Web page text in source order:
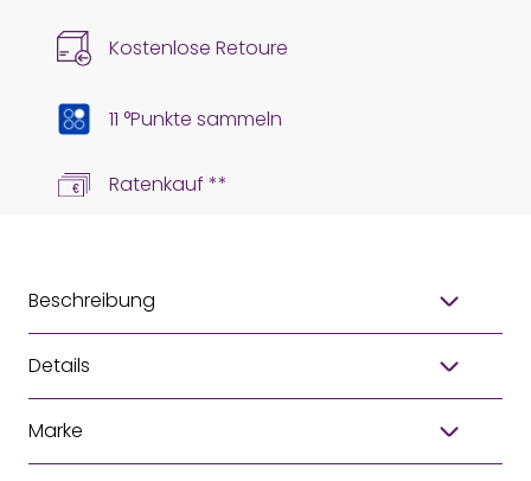
Kostenlose Retoure
11 °Punkte sammeln
Ratenkauf **
Beschreibung
Details
Marke